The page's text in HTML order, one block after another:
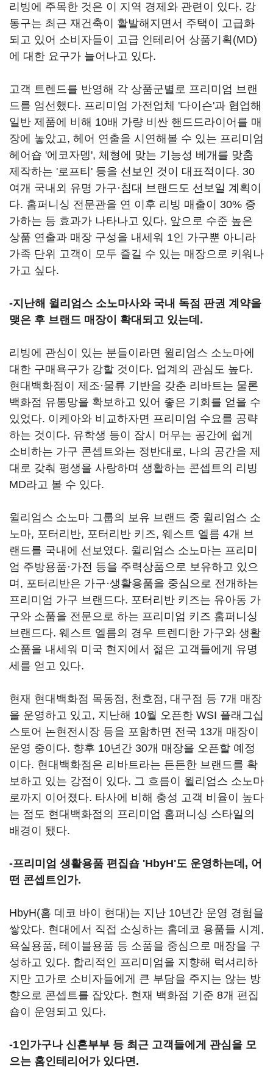
리빙에 주목한 것은 이 지역 경제와 관련이 있다. 강
동구는 최근 재건축이 활발해지면서 주택이 고급화
되고 있어 소비자들이 고급 인테리어 상품기획(MD)
에 대한 요구가 늘어나고 있다.
고객 트렌드를 반영해 각 상품군별로 프리미엄 브랜
드를 엄선했다. 프리미엄 가전업체 '다이슨'과 협업해
일반 제품에 비해 10배 가량 비싼 핸드드라이어를 매
장에 놓았고, 헤어 연출을 시연해볼 수 있는 프리미엄
헤어숍 '에코자뎅', 체형에 맞는 기능성 베개를 맞춤
제작하는 '로프티' 등을 선보인 것이 대표적이다. 30
여개 국내외 유명 가구·침대 브랜드도 선보일 계획이
다. 홈퍼니싱 전문관을 연 이후 리빙 매출이 30% 증
가하는 등 효과가 나타나고 있다. 앞으로 수준 높은
상품 연출과 매장 구성을 내세워 1인 가구뿐 아니라
가족 단위 고객이 모두 즐길 수 있는 매장으로 키워나
가고 싶다.
-지난해 윌리엄스 소노마사와 국내 독점 판권 계약을
맺은 후 브랜드 매장이 확대되고 있는데.
리빙에 관심이 있는 분들이라면 윌리엄스 소노마에
대한 구매욕구가 강할 것이다. 업계의 관심도 높다.
현대백화점이 제조·물류 기반을 갖춘 리바트는 물론
백화점 유통망을 확보하고 있어 좋은 기회를 얻을 수
있었다. 이케아와 비교하자면 프리미엄 수요를 공략
하는 것이다. 유학생 등이 잠시 머무는 공간에 쉽게
소비하는 가구 콘셉트와는 정반대로, 나의 공간을 제
대로 갖춰 평생을 사랑하며 생활하는 콘셉트의 리빙
MD라고 볼 수 있다.
윌리엄스 소노마 그룹의 보유 브랜드 중 윌리엄스 소
노마, 포터리반, 포터리반 키즈, 웨스트 엘름 4개 브
랜드를 국내에 선보였다. 윌리엄스 소노마는 프리미
엄 주방용품·가전 등을 주력상품으로 보유하고 있으
며, 포터리반은 가구·생활용품을 중심으로 전개하는
프리미엄 가구 브랜드다. 포터리반 키즈는 유아동 가
구와 소품을 전문으로 하는 프리미엄 키즈 홈퍼니싱
브랜드다. 웨스트 엘름의 경우 트렌디한 가구와 생활
소품을 내세워 미국 현지에서 젊은 고객들에게 유명
세를 얻고 있다.
현재 현대백화점 목동점, 천호점, 대구점 등 7개 매장
을 운영하고 있고, 지난해 10월 오픈한 WSI 플래그십
스토어 논현전시장 등을 포함하면 전국 13개 매장이
운영 중이다. 향후 10년간 30개 매장을 오픈할 예정
이다. 현대백화점은 리바트라는 든든한 브랜드를 확
보하고 있는 강점이 있다. 그 흐름이 윌리엄스 소노마
로까지 이어졌다. 타사에 비해 충성 고객 비율이 높다
는 점도 현대백화점의 프리미엄 홈퍼니싱 스타일의
배경이 됐다.
-프리미엄 생활용품 편집숍 'HbyH'도 운영하는데, 어
떤 콘셉트인가.
HbyH(홈 데코 바이 현대)는 지난 10년간 운영 경험을
쌓았다. 현대에서 직접 소싱하는 홈데코 용품들 시계,
욕실용품, 테이블용품 등 소품을 중심으로 매장을 구
성하고 있다. 합리적인 프리미엄을 지향해 럭셔리하
지만 고가로 소비자들에게 큰 부담을 주지는 않는 방
향으로 콘셉트를 잡았다. 현재 백화점 기준 8개 편집
숍이 운영되고 있다.
-1인가구나 신혼부부 등 최근 고객들에게 관심을 모
으는 홈인테리어가 있다면.